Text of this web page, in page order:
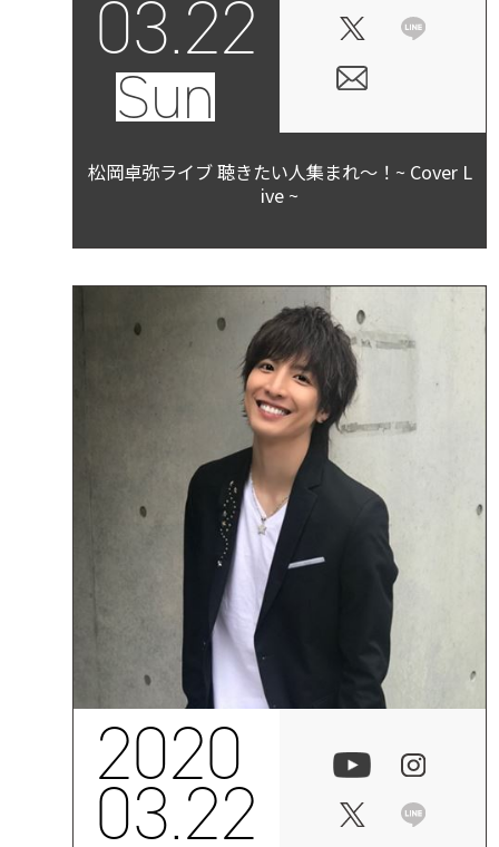
03.22
Sun
松岡卓弥ライブ 聴きたい人集まれ〜！~ Cover L
ive ~
2020
03.22